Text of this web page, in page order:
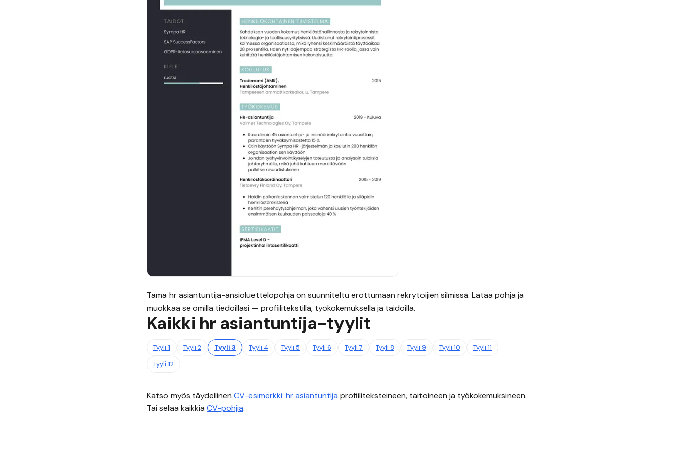
Tämä hr asiantuntija-ansioluettelopohja on suunniteltu erottumaan rekrytoijien silmissä. Lataa pohja ja
muokkaa se omilla tiedoillasi — profiilitekstillä, työkokemuksella ja taidoilla.
Kaikki hr asiantuntija-tyylit
Tyyli 1 Tyyli 2 Tyyli 3 Tyyli 4 Tyyli 5 Tyyli 6 Tyyli 7 Tyyli 8 Tyyli 9 Tyyli 10 Tyyli 11
Tyyli 12
Katso myös täydellinen CV-esimerkki: hr asiantuntija profiiliteksteineen, taitoineen ja työkokemuksineen.
Tai selaa kaikkia CV-pohjia.